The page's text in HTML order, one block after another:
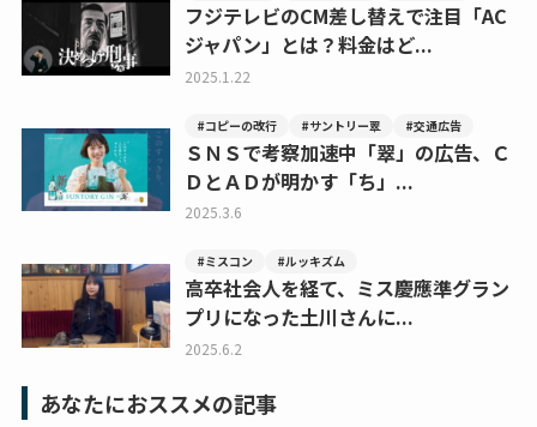
フジテレビのCM差し替えで注目「AC
ジャパン」とは？料金はど...
2025.1.22
#コピーの改行 #サントリー翠 #交通広告
ＳＮＳで考察加速中「翠」の広告、Ｃ
ＤとＡＤが明かす「ち」...
2025.3.6
#ミスコン #ルッキズム
高卒社会人を経て、ミス慶應準グラン
プリになった土川さんに...
2025.6.2
あなたにおススメの記事